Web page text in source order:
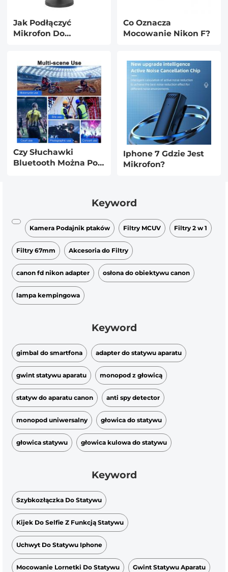
Jak Podłączyć
Mikrofon Do
Co Oznacza
Mocowanie Nikon F?
Czy Słuchawki
Bluetooth Można Pod
Iphone 7 Gdzie Jest
Mikrofon?
Keyword
Kamera Podajnik ptaków Filtry MCUV Filtry 2 w 1
Filtry 67mm Akcesoria do Filtry
canon fd nikon adapter osłona do obiektywu canon
lampa kempingowa
Keyword
gimbal do smartfona adapter do statywu aparatu
gwint statywu aparatu monopod z głowicą
statyw do aparatu canon anti spy detector
monopod uniwersalny głowica do statywu
głowica statywu głowica kulowa do statywu
Keyword
Szybkozłączka Do Statywu
Kijek Do Selfie Z Funkcją Statywu
Uchwyt Do Statywu Iphone
Mocowanie Lornetki Do Statywu Gwint Statywu Aparatu